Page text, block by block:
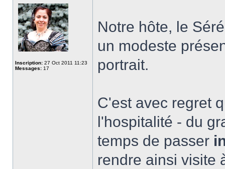
Inscription: 27 Oct 2011 11:23
Messages: 17
Notre hôte, le
un modeste
portrait.
C'est avec regret
l'hospitalité - du
temps de passer
rendre ainsi visite